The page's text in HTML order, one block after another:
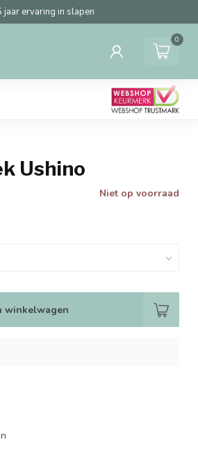
jaar ervaring in slapen
0
Ushino
Niet op voorraad
winkelwagen